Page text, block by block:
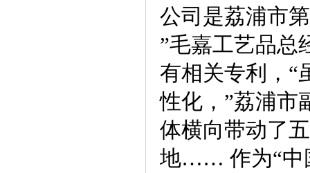
公司是荔浦市
”毛嘉工艺品总
有相关专利，“
性化，”荔浦市
体横向带动了
地…… 作为“中